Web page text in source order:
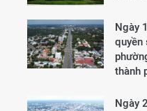
Ngày
quyền
thành
Ngày